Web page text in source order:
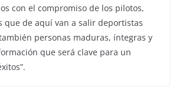
con el compromiso de los pilotos,
que de aquí van a salir deportistas
personas maduras, íntegras y
que será clave para un